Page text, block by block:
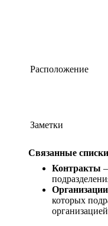
Расположение
Заметки
Связанные списки
Контракты
Организации
которых